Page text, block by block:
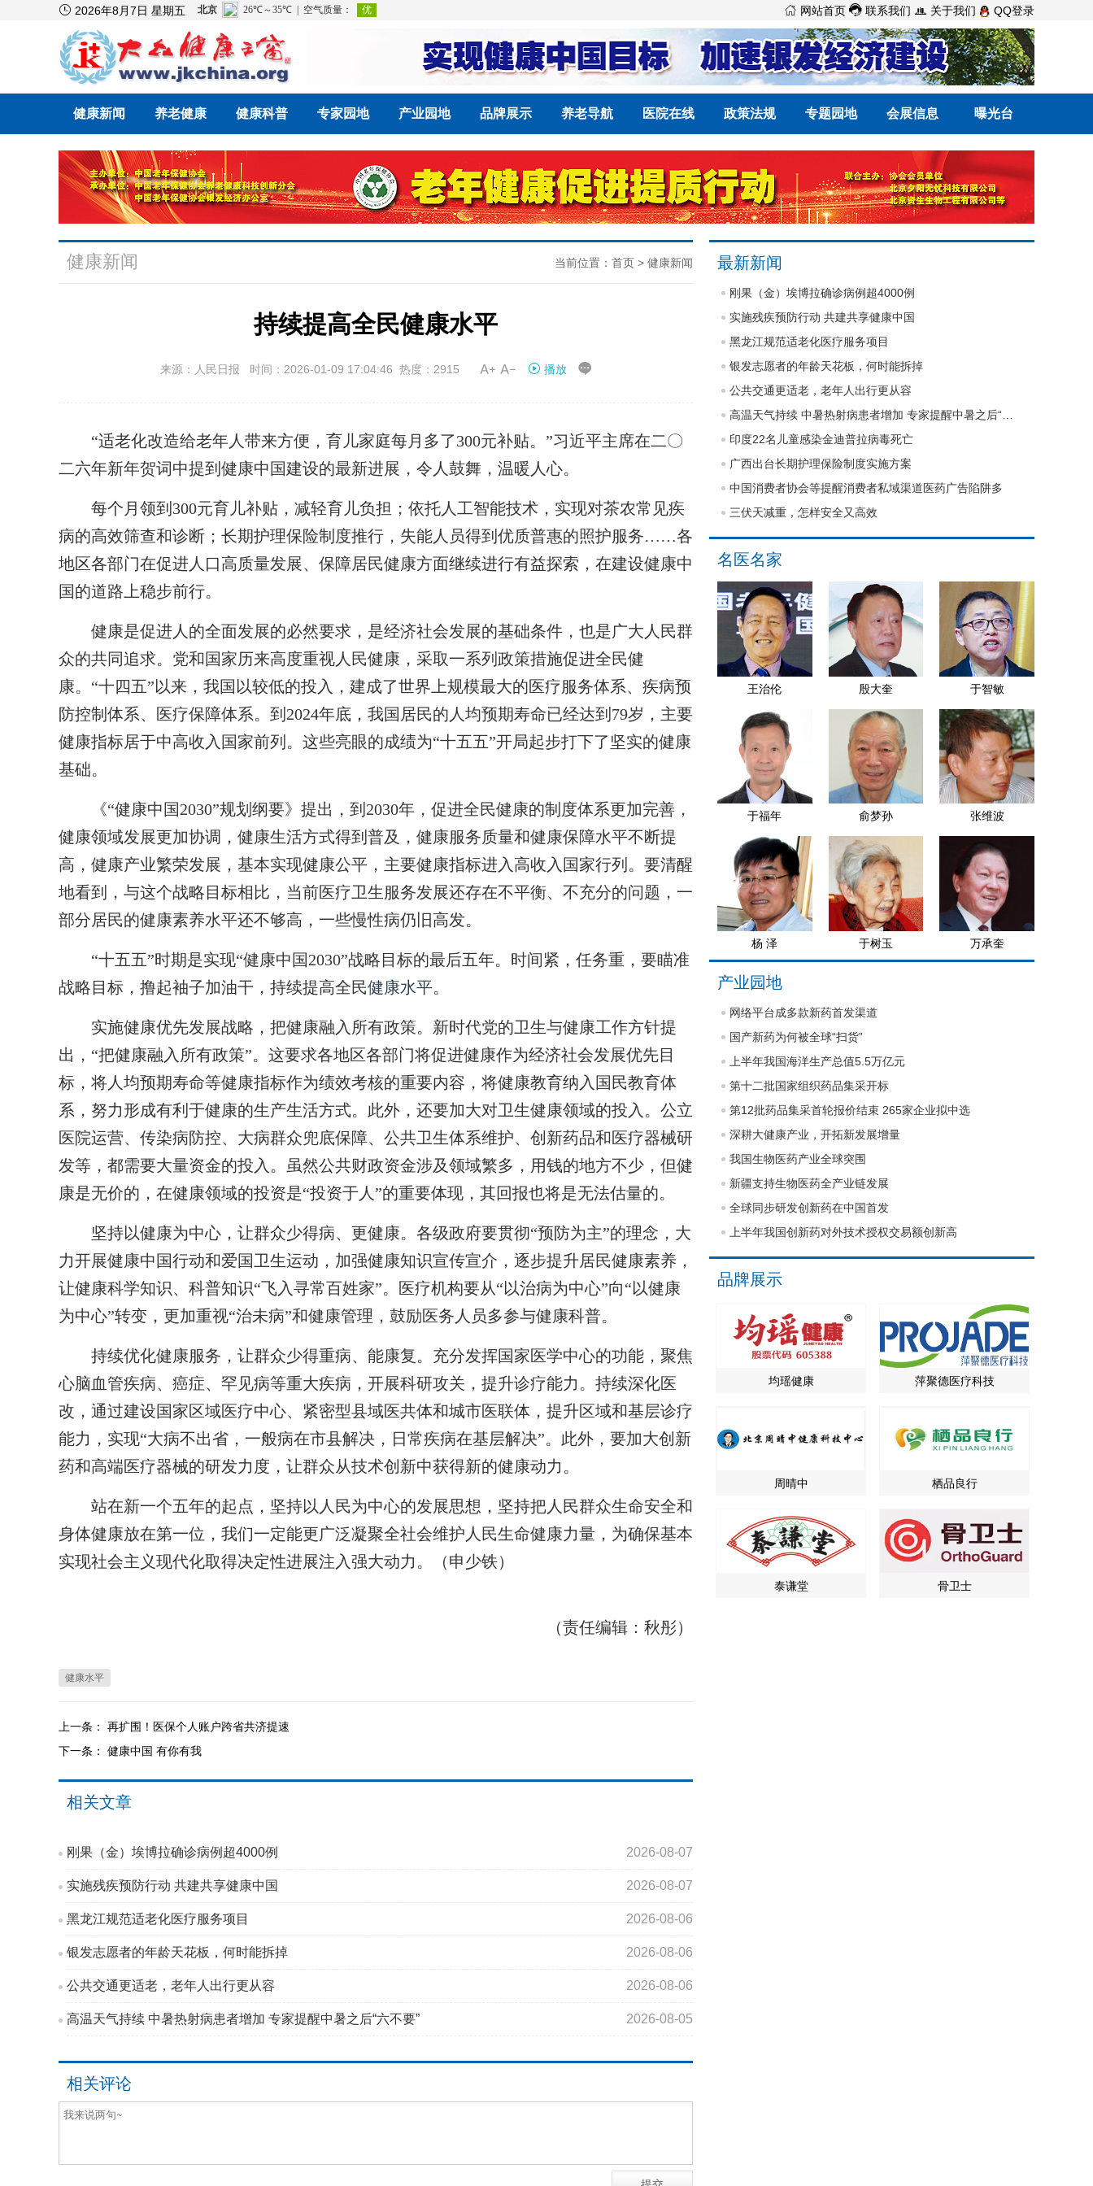
 2026年8月7日 星期五  网站首页  联系我们  关于我们 QQ登录
健康新闻 养老健康 健康科普 专家园地 产业园地 品牌展示 养老导航 医院在线 政策法规 专题园地 会展信息 曝光台
健康新闻 当前位置： 首页 > 健康新闻
持续提高全民健康水平
来源：人民日报 时间：2026-01-09 17:04:46 热度：2915  播放 
“适老化改造给老年人带来方便，育儿家庭每月多了300元补贴。”习近平主席在二〇
二六年新年贺词中提到健康中国建设的最新进展，令人鼓舞，温暖人心。
每个月领到300元育儿补贴，减轻育儿负担；依托人工智能技术，实现对茶农常见疾
病的高效筛查和诊断；长期护理保险制度推行，失能人员得到优质普惠的照护服务……各
地区各部门在促进人口高质量发展、保障居民健康方面继续进行有益探索，在建设健康中
国的道路上稳步前行。
健康是促进人的全面发展的必然要求，是经济社会发展的基础条件，也是广大人民群
众的共同追求。党和国家历来高度重视人民健康，采取一系列政策措施促进全民健
康。“十四五”以来，我国以较低的投入，建成了世界上规模最大的医疗服务体系、疾病预
防控制体系、医疗保障体系。到2024年底，我国居民的人均预期寿命已经达到79岁，主要
健康指标居于中高收入国家前列。这些亮眼的成绩为“十五五”开局起步打下了坚实的健康
基础。
《“健康中国2030”规划纲要》提出，到2030年，促进全民健康的制度体系更加完善，
健康领域发展更加协调，健康生活方式得到普及，健康服务质量和健康保障水平不断提
高，健康产业繁荣发展，基本实现健康公平，主要健康指标进入高收入国家行列。要清醒
地看到，与这个战略目标相比，当前医疗卫生服务发展还存在不平衡、不充分的问题，一
部分居民的健康素养水平还不够高，一些慢性病仍旧高发。
“十五五”时期是实现“健康中国2030”战略目标的最后五年。时间紧，任务重，要瞄准
战略目标，撸起袖子加油干，持续提高全民健康水平。
实施健康优先发展战略，把健康融入所有政策。新时代党的卫生与健康工作方针提
出，“把健康融入所有政策”。这要求各地区各部门将促进健康作为经济社会发展优先目
标，将人均预期寿命等健康指标作为绩效考核的重要内容，将健康教育纳入国民教育体
系，努力形成有利于健康的生产生活方式。此外，还要加大对卫生健康领域的投入。公立
医院运营、传染病防控、大病群众兜底保障、公共卫生体系维护、创新药品和医疗器械研
发等，都需要大量资金的投入。虽然公共财政资金涉及领域繁多，用钱的地方不少，但健
康是无价的，在健康领域的投资是“投资于人”的重要体现，其回报也将是无法估量的。
坚持以健康为中心，让群众少得病、更健康。各级政府要贯彻“预防为主”的理念，大
力开展健康中国行动和爱国卫生运动，加强健康知识宣传宣介，逐步提升居民健康素养，
让健康科学知识、科普知识“飞入寻常百姓家”。医疗机构要从“以治病为中心”向“以健康
为中心”转变，更加重视“治未病”和健康管理，鼓励医务人员多参与健康科普。
持续优化健康服务，让群众少得重病、能康复。充分发挥国家医学中心的功能，聚焦
心脑血管疾病、癌症、罕见病等重大疾病，开展科研攻关，提升诊疗能力。持续深化医
改，通过建设国家区域医疗中心、紧密型县域医共体和城市医联体，提升区域和基层诊疗
能力，实现“大病不出省，一般病在市县解决，日常疾病在基层解决”。此外，要加大创新
药和高端医疗器械的研发力度，让群众从技术创新中获得新的健康动力。
站在新一个五年的起点，坚持以人民为中心的发展思想，坚持把人民群众生命安全和
身体健康放在第一位，我们一定能更广泛凝聚全社会维护人民生命健康力量，为确保基本
实现社会主义现代化取得决定性进展注入强大动力。（申少铁）
（责任编辑：秋彤）
健康水平
上一条： 再扩围！医保个人账户跨省共济提速
下一条： 健康中国 有你有我
相关文章
刚果（金）埃博拉确诊病例超4000例 2026-08-07
实施残疾预防行动 共建共享健康中国 2026-08-07
黑龙江规范适老化医疗服务项目 2026-08-06
银发志愿者的年龄天花板，何时能拆掉 2026-08-06
公共交通更适老，老年人出行更从容 2026-08-06
高温天气持续 中暑热射病患者增加 专家提醒中暑之后“六不要” 2026-08-05
相关评论
最新新闻
刚果（金）埃博拉确诊病例超4000例
实施残疾预防行动 共建共享健康中国
黑龙江规范适老化医疗服务项目
银发志愿者的年龄天花板，何时能拆掉
公共交通更适老，老年人出行更从容
印度22名儿童感染金迪普拉病毒死亡
广西出台长期护理保险制度实施方案
中国消费者协会等提醒消费者私域渠道医药广告陷阱多
三伏天减重，怎样安全又高效
名医名家
王治伦 殷大奎 于智敏
于福年 俞梦孙 张维波
杨 泽 于树玉 万承奎
产业园地
网络平台成多款新药首发渠道
国产新药为何被全球“扫货”
上半年我国海洋生产总值5.5万亿元
第十二批国家组织药品集采开标
第12批药品集采首轮报价结束 265家企业拟中选
深耕大健康产业，开拓新发展增量
我国生物医药产业全球突围
新疆支持生物医药全产业链发展
全球同步研发创新药在中国首发
上半年我国创新药对外技术授权交易额创新高
品牌展示
均瑶健康 萍聚德医疗科技
周晴中 栖品良行
泰谦堂 骨卫士